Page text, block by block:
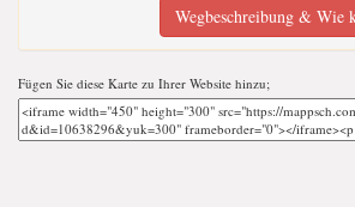
Wegbeschreibung & Wie
Fügen Sie diese Karte zu Ihrer Website hinzu;